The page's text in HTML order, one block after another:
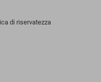
di riservatezza